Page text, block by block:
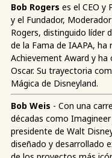
Bob Rogers es el CEO y
y el Fundador,
Rogers, distinguido líder
de la Fama de IAAPA,
Achievement Award y
Oscar. Su trayectoria
Mágica de Disneyland.
Bob Weis - Con una
décadas como
presidente de Walt
diseñado y desarrollado